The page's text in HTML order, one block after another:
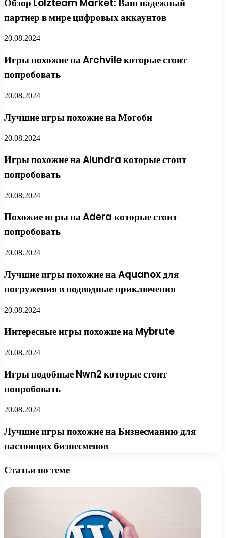
партнер в мире цифровых аккаунтов
20.08.2024
Игры похожие на Archvile которые стоит
попробовать
20.08.2024
Лучшие игры похожие на Могоби
20.08.2024
Игры похожие на Alundra которые стоит
попробовать
20.08.2024
Похожие игры на Adera которые стоит
попробовать
20.08.2024
Лучшие игры похожие на Aquanox для
погружения в подводные приключения
20.08.2024
Интересные игры похожие на Mybrute
20.08.2024
Игры подобные Nwn2 которые стоит
попробовать
20.08.2024
Лучшие игры похожие на Бизнесманию для
настоящих бизнесменов
Статьи по теме